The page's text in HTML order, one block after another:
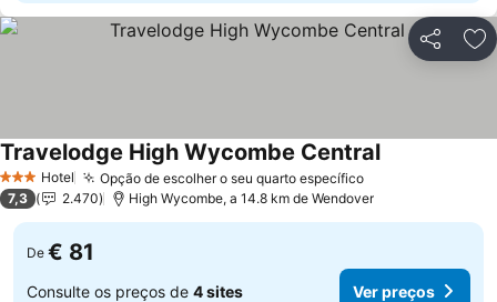
Partilhar
3 EstrelasHotel Opção de escolher o seu quarto específico
Travelodge High Wycombe Central
7,3 2.470 High Wycombe, a 14.8 km de Wendover
De € 81
Consulte os preços de 4 sites Ver preços